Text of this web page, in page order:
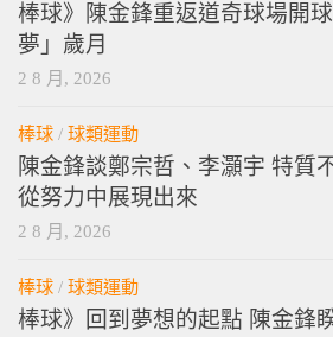
棒球》陳金鋒重返道奇球場開
夢」歲月
2 8 月, 2026
棒球 / 球類運動
陳金鋒談鄭宗哲、李灝宇 特質
從努力中展現出來
2 8 月, 2026
棒球 / 球類運動
棒球》回到夢想的起點 陳金鋒